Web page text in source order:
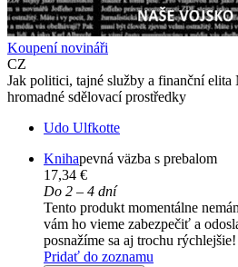
Koupení novináři
CZ
Jak politici, tajné služby a finanční elita
hromadné sdělovací prostředky
Udo Ulfkotte
Knihapevná väzba s prebalom
17,34 €
Do 2 – 4 dní
Tento produkt momentálne
vám ho vieme zabezpečiť a
posnažíme sa aj trochu rýchlejšie!
Pridať do zoznamu